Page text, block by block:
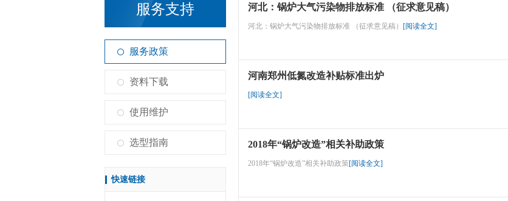
服务支持
服务政策
资料下载
使用维护
选型指南
快速链接
河北：锅炉大气污染物排放标准 （征求意见稿）
河北：锅炉大气污染物排放标准 （征求意见稿） [阅读全文]
河南郑州低氮改造补贴标准出炉
[阅读全文]
2018年“锅炉改造”相关补助政策
2018年“锅炉改造”相关补助政策[阅读全文]